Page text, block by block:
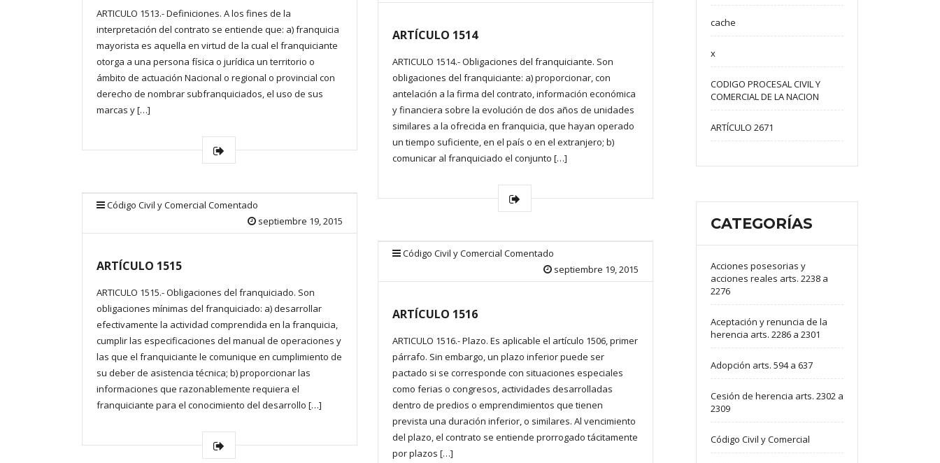
ARTICULO 1513.- Definiciones. A los fines de la
interpretación del contrato se entiende que: a) franquicia
mayorista es aquella en virtud de la cual el franquiciante
otorga a una persona física o jurídica un territorio o
ámbito de actuación Nacional o regional o provincial con
derecho de nombrar subfranquiciados, el uso de sus
marcas y […]
ARTÍCULO 1514
ARTICULO 1514.- Obligaciones del franquiciante. Son
obligaciones del franquiciante: a) proporcionar, con
antelación a la firma del contrato, información económica
y financiera sobre la evolución de dos años de unidades
similares a la ofrecida en franquicia, que hayan operado
un tiempo suficiente, en el país o en el extranjero; b)
comunicar al franquiciado el conjunto […]
Código Civil y Comercial Comentado
septiembre 19, 2015
ARTÍCULO 1515
ARTICULO 1515.- Obligaciones del franquiciado. Son
obligaciones mínimas del franquiciado: a) desarrollar
efectivamente la actividad comprendida en la franquicia,
cumplir las especificaciones del manual de operaciones y
las que el franquiciante le comunique en cumplimiento de
su deber de asistencia técnica; b) proporcionar las
informaciones que razonablemente requiera el
franquiciante para el conocimiento del desarrollo […]
Código Civil y Comercial Comentado
septiembre 19, 2015
ARTÍCULO 1516
ARTICULO 1516.- Plazo. Es aplicable el artículo 1506, primer
párrafo. Sin embargo, un plazo inferior puede ser
pactado si se corresponde con situaciones especiales
como ferias o congresos, actividades desarrolladas
dentro de predios o emprendimientos que tienen
prevista una duración inferior, o similares. Al vencimiento
del plazo, el contrato se entiende prorrogado tácitamente
por plazos […]
cache
x
CODIGO PROCESAL CIVIL Y
COMERCIAL DE LA NACION
ARTÍCULO 2671
CATEGORÍAS
Acciones posesorias y
acciones reales arts. 2238 a
2276
Aceptación y renuncia de la
herencia arts. 2286 a 2301
Adopción arts. 594 a 637
Cesión de herencia arts. 2302 a
2309
Código Civil y Comercial